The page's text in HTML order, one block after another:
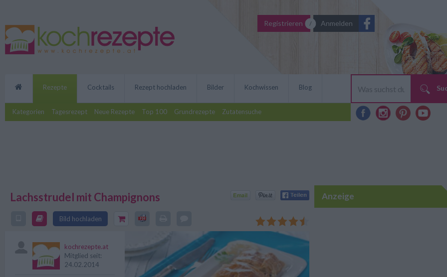
Registrieren Anmelden
Rezepte
Kategorien Tagesrezept Neue Rezepte Top 100 Grundrezepte Zutatensuche
Cocktails Rezept hochladen Bilder Kochwissen Blog
Lachsstrudel mit Champignons
Bild hochladen
besondere Zutat wird bei diesem Rezept Krenpaste
eingesetzt.
kochrezepte.at
Mitglied seit:
24.02.2014
Anzeige